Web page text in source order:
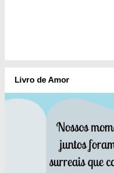
Livro de Amor